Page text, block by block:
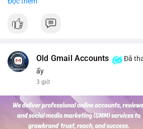
hoàn toàn nhịp điều chỉnh.
Khuyến nghị giao dịch cụ thể:
- Mục tiêu chốt lời: TP1: 77.50, TP2:
- Cắt lỗ: 74.90 (dưới vùng hỗ trợ gần nhất)
chốt 50% vị thế tại TP1 và dời stop loss
#solusdt #longsol #vung76 #breakoutsol
Old Gmail Accounts
Đã
ấy
3 giờ